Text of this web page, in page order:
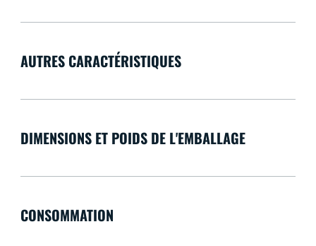
AUTRES CARACTÉRISTIQUES
DIMENSIONS ET POIDS DE L'EMBALLAGE
CONSOMMATION